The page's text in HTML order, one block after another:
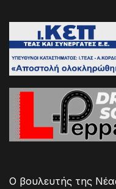
Ο βουλευτής της